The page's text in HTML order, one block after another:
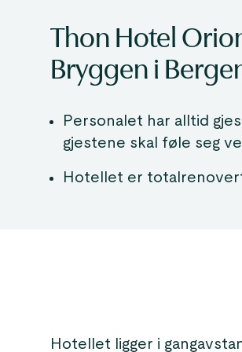
Thon Hotel
Bryggen i
Personalet har alltid
gjestene skal føle seg
Hotellet er
Hotellet ligger i